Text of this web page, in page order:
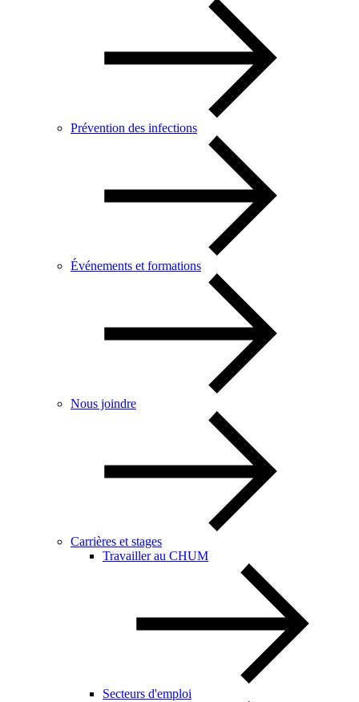
Prévention des infections
Événements et formations
Nous joindre
Carrières et stages
Travailler au CHUM
Secteurs d'emploi